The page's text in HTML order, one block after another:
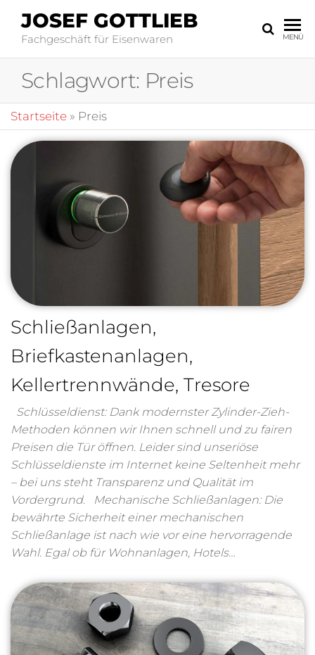
JOSEF GOTTLIEB
Fachgeschäft für Eisenwaren MENÜ
Schlagwort: Preis
Startseite » Preis
Schließanlagen,
Briefkastenanlagen,
Kellertrennwände, Tresore
Schlüsseldienst: Dank modernster Zylinder-Zieh-
Methoden können wir Ihnen schnell und zu fairen
Preisen die Tür öffnen. Leider sind unseriöse
Schlüsseldienste im Internet keine Seltenheit mehr
– bei uns steht Transparenz und Qualität im
Vordergrund. Mechanische Schließanlagen: Die
bewährte Sicherheit einer mechanischen
Schließanlage ist nach wie vor eine hervorragende
Wahl. Egal ob für Wohnanlagen, Hotels…